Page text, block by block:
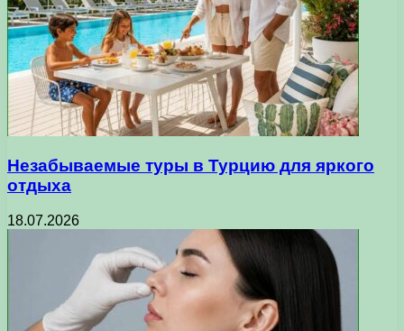
Незабываемые туры в Турцию для яркого
отдыха
18.07.2026